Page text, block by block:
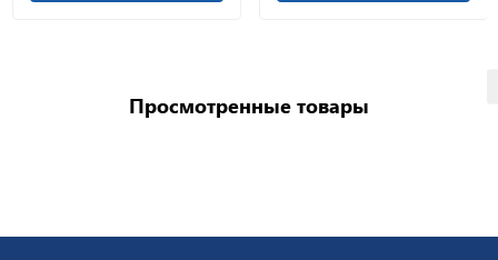
Просмотренные товары